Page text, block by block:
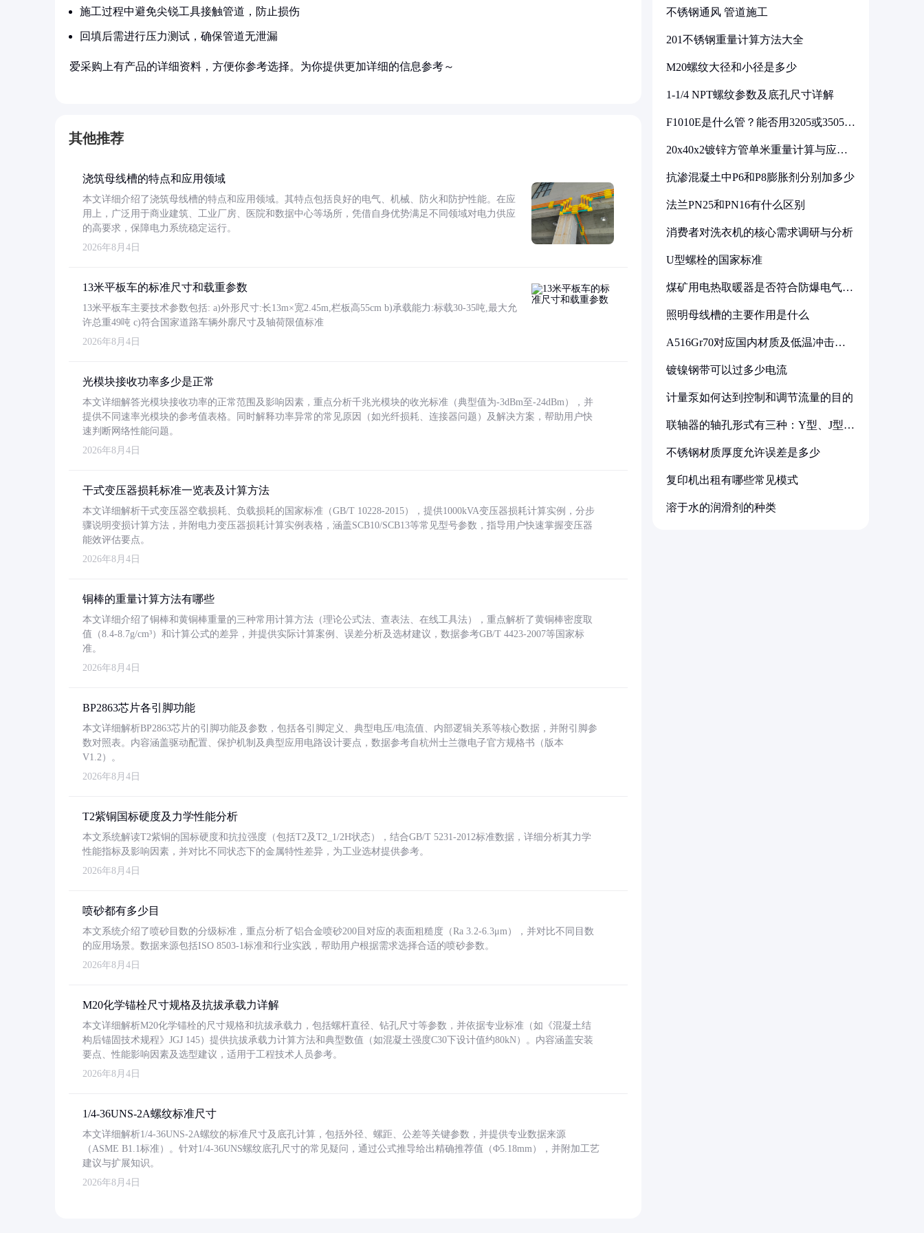
施工过程中避免尖锐工具接触管道，防止损伤
回填后需进行压力测试，确保管道无泄漏
爱采购上有产品的详细资料，方便你参考选择。为你提供更加详细的信息参考～
其他推荐
浇筑母线槽的特点和应用领域
本文详细介绍了浇筑母线槽的特点和应用领域。其特点包括良好的电气、机械、防火和防护性能。在应
用上，广泛用于商业建筑、工业厂房、医院和数据中心等场所，凭借自身优势满足不同领域对电力供应
的高要求，保障电力系统稳定运行。
2026年8月4日
13米平板车的标准尺寸和载重参数
13米平板车主要技术参数包括: a)外形尺寸:长13m×宽2.45m,栏板高55cm b)承载能力:标载30-35吨,最大允
许总重49吨 c)符合国家道路车辆外廓尺寸及轴荷限值标准
2026年8月4日
光模块接收功率多少是正常
本文详细解答光模块接收功率的正常范围及影响因素，重点分析千兆光模块的收光标准（典型值为-3dBm至-24dBm），并
提供不同速率光模块的参考值表格。同时解释功率异常的常见原因（如光纤损耗、连接器问题）及解决方案，帮助用户快
速判断网络性能问题。
2026年8月4日
干式变压器损耗标准一览表及计算方法
本文详细解析干式变压器空载损耗、负载损耗的国家标准（GB/T 10228-2015），提供1000kVA变压器损耗计算实例，分步
骤说明变损计算方法，并附电力变压器损耗计算实例表格，涵盖SCB10/SCB13等常见型号参数，指导用户快速掌握变压器
能效评估要点。
2026年8月4日
铜棒的重量计算方法有哪些
本文详细介绍了铜棒和黄铜棒重量的三种常用计算方法（理论公式法、查表法、在线工具法），重点解析了黄铜棒密度取
值（8.4-8.7g/cm³）和计算公式的差异，并提供实际计算案例、误差分析及选材建议，数据参考GB/T 4423-2007等国家标
准。
2026年8月4日
BP2863芯片各引脚功能
本文详细解析BP2863芯片的引脚功能及参数，包括各引脚定义、典型电压/电流值、内部逻辑关系等核心数据，并附引脚参
数对照表。内容涵盖驱动配置、保护机制及典型应用电路设计要点，数据参考自杭州士兰微电子官方规格书（版本
V1.2）。
2026年8月4日
T2紫铜国标硬度及力学性能分析
本文系统解读T2紫铜的国标硬度和抗拉强度（包括T2及T2_1/2H状态），结合GB/T 5231-2012标准数据，详细分析其力学
性能指标及影响因素，并对比不同状态下的金属特性差异，为工业选材提供参考。
2026年8月4日
喷砂都有多少目
本文系统介绍了喷砂目数的分级标准，重点分析了铝合金喷砂200目对应的表面粗糙度（Ra 3.2-6.3μm），并对比不同目数
的应用场景。数据来源包括ISO 8503-1标准和行业实践，帮助用户根据需求选择合适的喷砂参数。
2026年8月4日
M20化学锚栓尺寸规格及抗拔承载力详解
本文详细解析M20化学锚栓的尺寸规格和抗拔承载力，包括螺杆直径、钻孔尺寸等参数，并依据专业标准（如《混凝土结
构后锚固技术规程》JGJ 145）提供抗拔承载力计算方法和典型数值（如混凝土强度C30下设计值约80kN）。内容涵盖安装
要点、性能影响因素及选型建议，适用于工程技术人员参考。
2026年8月4日
1/4-36UNS-2A螺纹标准尺寸
本文详细解析1/4-36UNS-2A螺纹的标准尺寸及底孔计算，包括外径、螺距、公差等关键参数，并提供专业数据来源
（ASME B1.1标准）。针对1/4-36UNS螺纹底孔尺寸的常见疑问，通过公式推导给出精确推荐值（Φ5.18mm），并附加工艺
建议与扩展知识。
2026年8月4日
不锈钢通风 管道施工
201不锈钢重量计算方法大全
M20螺纹大径和小径是多少
1-1/4 NPT螺纹参数及底孔尺寸详解
F1010E是什么管？能否用3205或3505代
20x40x2镀锌方管单米重量计算与应用
抗渗混凝土中P6和P8膨胀剂分别加多少
法兰PN25和PN16有什么区别
消费者对洗衣机的核心需求调研与分析
U型螺栓的国家标准
煤矿用电热取暖器是否符合防爆电气设
照明母线槽的主要作用是什么
A516Gr70对应国内材质及低温冲击要
镀镍钢带可以过多少电流
计量泵如何达到控制和调节流量的目的
联轴器的轴孔形式有三种：Y型、J型、
不锈钢材质厚度允许误差是多少
复印机出租有哪些常见模式
溶于水的润滑剂的种类